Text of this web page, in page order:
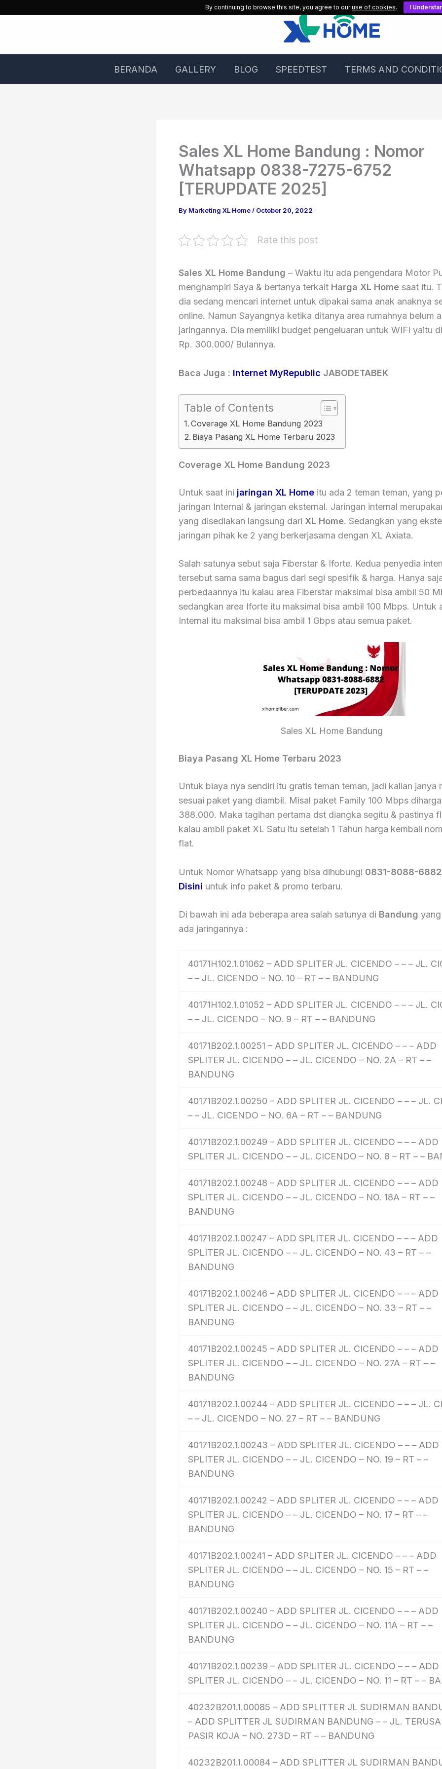
BERANDA GALLERY BLOG SPEEDTEST TERMS AND
Sales XL Home Bandung : Nomor
Whatsapp 0838-7275-6752
[TERUPDATE 2025]
By Marketing XL Home/ October 20, 2022
Rate this post
Sales XL Home Bandung – Waktu itu ada pengendara Motor
menghampiri Saya & bertanya terkait Harga XL Home saat itu.
dia sedang mencari internet untuk dipakai sama anak anaknya
online. Namun Sayangnya ketika ditanya area rumahnya belum
jaringannya. Dia memiliki budget pengeluaran untuk WIFI yaitu
Rp. 300.000/ Bulannya.
Baca Juga : Internet MyRepublic JABODETABEK
Table of Contents
Coverage XL Home Bandung 2023
Biaya Pasang XL Home Terbaru 2023
Coverage XL Home Bandung 2023
Untuk saat ini jaringan XL Home itu ada 2 teman teman, yang
jaringan Internal & jaringan eksternal. Jaringan internal
yang disediakan langsung dari XL Home. Sedangkan yang
jaringan pihak ke 2 yang berkerjasama dengan XL Axiata.
Salah satunya sebut saja Fiberstar & Iforte. Kedua penyedia
tersebut sama sama bagus dari segi spesifik & harga. Hanya
perbedaannya itu kalau area Fiberstar maksimal bisa ambil 50
sedangkan area Iforte itu maksimal bisa ambil 100 Mbps. Untuk
Internal itu maksimal bisa ambil 1 Gbps atau semua paket.
Sales XL Home Bandung
Biaya Pasang XL Home Terbaru 2023
Untuk biaya nya sendiri itu gratis teman teman, jadi kalian janya
sesuai paket yang diambil. Misal paket Family 100 Mbps
388.000. Maka tagihan pertama dst diangka segitu & pastinya
kalau ambil paket XL Satu itu setelah 1 Tahun harga kembali
flat.
Untuk Nomor Whatsapp yang bisa dihubungi 0831-8088-6882
Disini untuk info paket & promo terbaru.
Di bawah ini ada beberapa area salah satunya di Bandung
ada jaringannya :
40171H102.1.01062 – ADD SPLITER JL. CICENDO – – – JL.
– – JL. CICENDO – NO. 10 – RT – – BANDUNG
40171H102.1.01052 – ADD SPLITER JL. CICENDO – – – JL.
– – JL. CICENDO – NO. 9 – RT – – BANDUNG
40171B202.1.00251 – ADD SPLITER JL. CICENDO – – – ADD
SPLITER JL. CICENDO – – JL. CICENDO – NO. 2A – RT – –
BANDUNG
40171B202.1.00250 – ADD SPLITER JL. CICENDO – – – JL.
– – JL. CICENDO – NO. 6A – RT – – BANDUNG
40171B202.1.00249 – ADD SPLITER JL. CICENDO – – – ADD
SPLITER JL. CICENDO – – JL. CICENDO – NO. 8 – RT – –
40171B202.1.00248 – ADD SPLITER JL. CICENDO – – – ADD
SPLITER JL. CICENDO – – JL. CICENDO – NO. 18A – RT – –
BANDUNG
40171B202.1.00247 – ADD SPLITER JL. CICENDO – – – ADD
SPLITER JL. CICENDO – – JL. CICENDO – NO. 43 – RT – –
BANDUNG
40171B202.1.00246 – ADD SPLITER JL. CICENDO – – – ADD
SPLITER JL. CICENDO – – JL. CICENDO – NO. 33 – RT – –
BANDUNG
40171B202.1.00245 – ADD SPLITER JL. CICENDO – – – ADD
SPLITER JL. CICENDO – – JL. CICENDO – NO. 27A – RT – –
BANDUNG
40171B202.1.00244 – ADD SPLITER JL. CICENDO – – – JL.
– – JL. CICENDO – NO. 27 – RT – – BANDUNG
40171B202.1.00243 – ADD SPLITER JL. CICENDO – – – ADD
SPLITER JL. CICENDO – – JL. CICENDO – NO. 19 – RT – –
BANDUNG
40171B202.1.00242 – ADD SPLITER JL. CICENDO – – – ADD
SPLITER JL. CICENDO – – JL. CICENDO – NO. 17 – RT – –
BANDUNG
40171B202.1.00241 – ADD SPLITER JL. CICENDO – – – ADD
SPLITER JL. CICENDO – – JL. CICENDO – NO. 15 – RT – –
BANDUNG
40171B202.1.00240 – ADD SPLITER JL. CICENDO – – – ADD
SPLITER JL. CICENDO – – JL. CICENDO – NO. 11A – RT – –
BANDUNG
40171B202.1.00239 – ADD SPLITER JL. CICENDO – – – ADD
SPLITER JL. CICENDO – – JL. CICENDO – NO. 11 – RT – –
40232B201.1.00085 – ADD SPLITTER JL SUDIRMAN
– ADD SPLITTER JL SUDIRMAN BANDUNG – – JL.
PASIR KOJA – NO. 273D – RT – – BANDUNG
40232B201.1.00084 – ADD SPLITTER JL SUDIRMAN
By continuing to browse this site, you agree to ouruse of cookies. I